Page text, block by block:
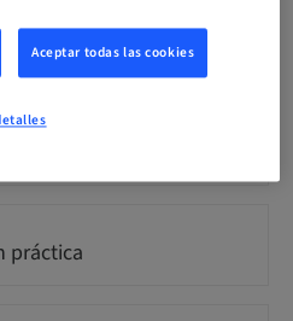
práctica
Aceptar todas las cookies